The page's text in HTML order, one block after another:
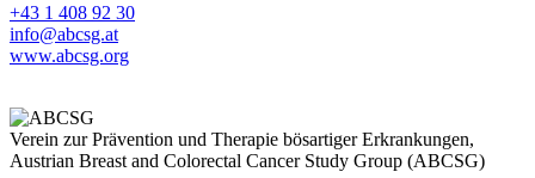
+43 1 408 92 30
info@abcsg.at
www.abcsg.org
Verein zur Prävention und Therapie bösartiger Erkrankungen,
Austrian Breast and Colorectal Cancer Study Group (ABCSG)